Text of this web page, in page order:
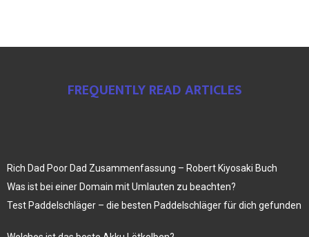
FREQUENTLY READ ARTICLES
Rich Dad Poor Dad Zusammenfassung – Robert Kiyosaki Buch
Was ist bei einer Domain mit Umlauten zu beachten?
Test Paddelschläger – die besten Paddelschläger für dich gefunden